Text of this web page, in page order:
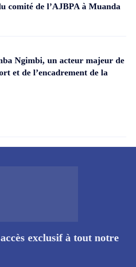
comité de l’AJBPA à Muanda
Ngimbi, un acteur majeur de
et de l’encadrement de la
exclusif à tout notre